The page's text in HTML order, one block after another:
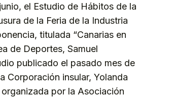
el Estudio de Hábitos de la
de la Feria de la Industria
titulada “Canarias en
de Deportes, Samuel
publicado el pasado mes de
Corporación insular, Yolanda
por la Asociación